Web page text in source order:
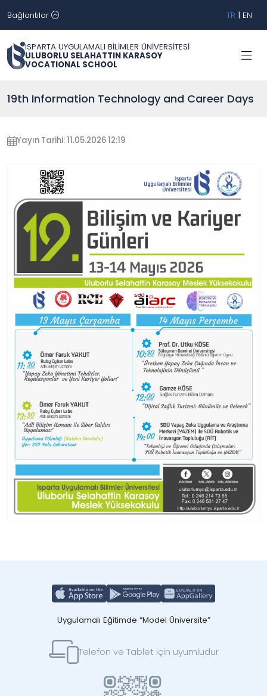
Bağlantılar TR | EN
ISPARTA UYGULAMALI BİLİMLER ÜNİVERSİTESİ
ULUBORLU SELAHATTIN KARASOY
VOCATIONAL SCHOOL
19th Information Technology and Career Days
Yayın Tarihi: 11.05.2026 12:19
Uygulamalı Eğitimde “Model Üniversite”
Telefon ve Tablet için uyumludur